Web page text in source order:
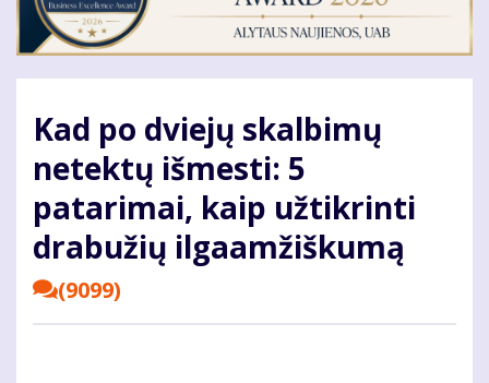
Kad po dviejų skalbimų
netektų išmesti: 5
patarimai, kaip užtikrinti
drabužių ilgaamžiškumą
(9099)